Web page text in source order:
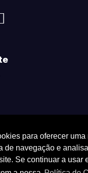
para oferecer uma
de navegação e
Se continuar a usar